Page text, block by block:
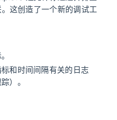
这创造了一个新的调试工
和时间间隔有关的日志
）。